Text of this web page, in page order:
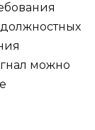
можно